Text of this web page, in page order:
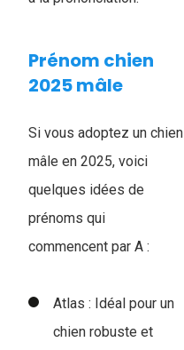
Prénom chien
2025 mâle
Si vous adoptez un chien
mâle en 2025, voici
quelques idées de
prénoms qui
commencent par A :
Atlas : Idéal pour un
chien robuste et